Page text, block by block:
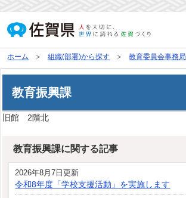
ホーム 組織(部署)から探す 教育委員会事務局
教育振興課
旧館 2階北
教育振興課に関する記事
2026年8月7日更新
令和8年度「学校支援活動」を実施します